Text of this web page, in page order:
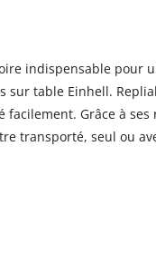
indispensable pour
sur table Einhell.
Grâce à ses
transporté, seul ou